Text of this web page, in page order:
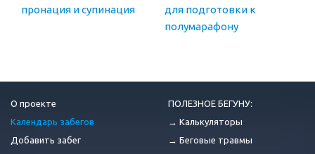
пронация и супинация
для подготовки к
полумарафону
О проекте
Календарь забегов
Добавить забег
ПОЛЕЗНОЕ БЕГУНУ:
→ Калькуляторы
→ Беговые травмы